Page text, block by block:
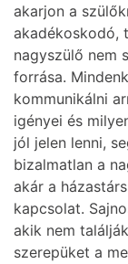
akarjon a
akadékoskodó,
nagyszülő nem
forrása.
kommunikálni
igényei és
jól jelen lenni,
bizalmatlan a
akár a
kapcsolat.
akik nem
szerepüket a